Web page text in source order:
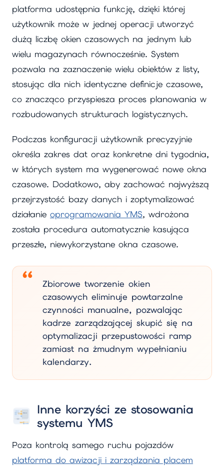
platforma udostępnia funkcję, dzięki której
użytkownik może w jednej operacji utworzyć
dużą liczbę okien czasowych na jednym lub
wielu magazynach równocześnie. System
pozwala na zaznaczenie wielu obiektów z listy,
stosując dla nich identyczne definicje czasowe,
co znacząco przyspiesza proces planowania w
rozbudowanych strukturach logistycznych.
Podczas konfiguracji użytkownik precyzyjnie
określa zakres dat oraz konkretne dni tygodnia,
w których system ma wygenerować nowe okna
czasowe. Dodatkowo, aby zachować najwyższą
przejrzystość bazy danych i zoptymalizować
działanie oprogramowania YMS, wdrożona
została procedura automatycznie kasująca
przeszłe, niewykorzystane okna czasowe.
Zbiorowe tworzenie okien
czasowych eliminuje powtarzalne
czynności manualne, pozwalając
kadrze zarządzającej skupić się na
optymalizacji przepustowości ramp
zamiast na żmudnym wypełnianiu
kalendarzy.
Inne korzyści ze stosowania
systemu YMS
Poza kontrolą samego ruchu pojazdów
platforma do awizacji i zarządzania placem